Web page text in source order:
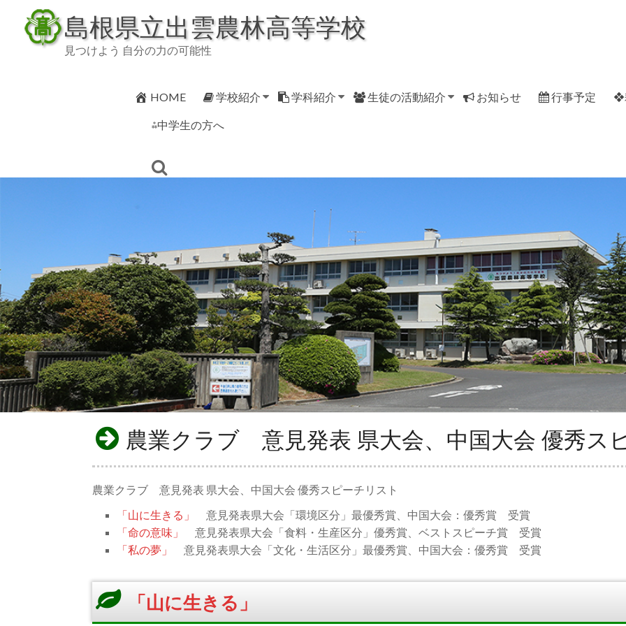
content
島根県立出雲農林高等学校
見つけよう 自分の力の可能性
HOME 学校紹介 学科紹介 生徒の活動紹介 お知らせ 行事予定 ❖
⁂中学生の方へ
農業クラブ 意見発表 県大会、中国大会 優秀ス
農業クラブ 意見発表 県大会、中国大会 優秀スピーチリスト
「山に生きる」
意見発表県大会「環境区分」最優秀賞、中国大会：優秀賞 受賞
「命の意味」
意見発表県大会「食料・生産区分」優秀賞、ベストスピーチ賞 受賞
「私の夢」
意見発表県大会「文化・生活区分」最優秀賞、中国大会：優秀賞 受賞
「山に生きる」